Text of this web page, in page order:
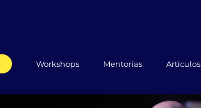
Workshops Mentorías Artículos